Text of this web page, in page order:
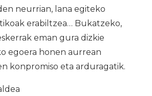
neurrian, lana egiteko
erabiltzea… Bukatzeko,
eman gura dizkie
egoera honen aurrean
konpromiso eta arduragatik.